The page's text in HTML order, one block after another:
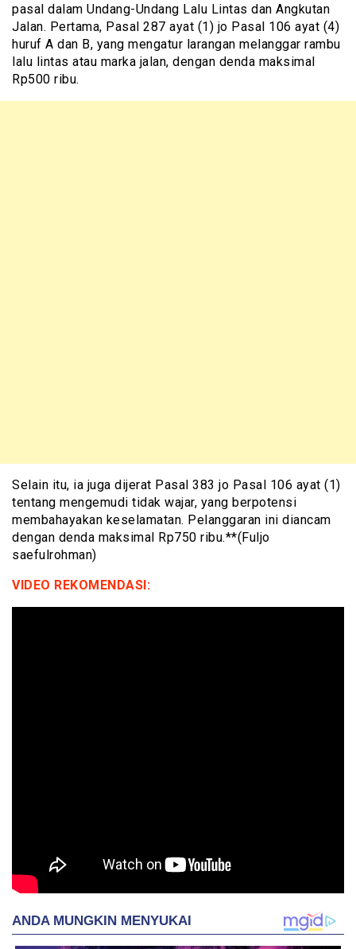
pasal dalam Undang-Undang Lalu Lintas dan Angkutan
Jalan. Pertama, Pasal 287 ayat (1) jo Pasal 106 ayat (4)
huruf A dan B, yang mengatur larangan melanggar rambu
lalu lintas atau marka jalan, dengan denda maksimal
Rp500 ribu.
Selain itu, ia juga dijerat Pasal 383 jo Pasal 106 ayat (1)
tentang mengemudi tidak wajar, yang berpotensi
membahayakan keselamatan. Pelanggaran ini diancam
dengan denda maksimal Rp750 ribu.**(Fuljo
saefulrohman)
VIDEO REKOMENDASI: